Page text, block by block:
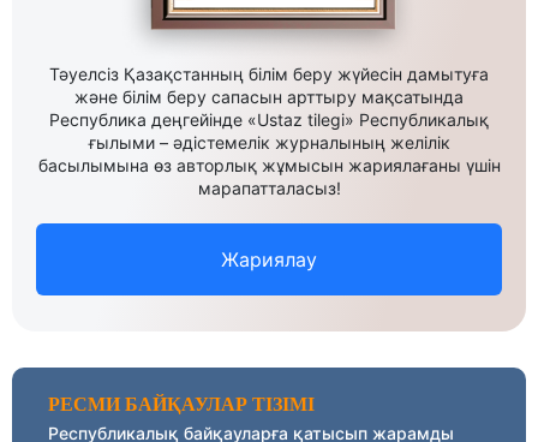
Тәуелсіз Қазақстанның білім беру жүйесін дамытуға
және білім беру сапасын арттыру мақсатында
Республика деңгейінде «Ustaz tilegi» Республикалық
ғылыми – әдістемелік журналының желілік
басылымына өз авторлық жұмысын жариялағаны үшін
марапатталасыз!
Жариялау
РЕСМИ БАЙҚАУЛАР ТІЗІМІ
Республикалық байқауларға қатысып жарамды